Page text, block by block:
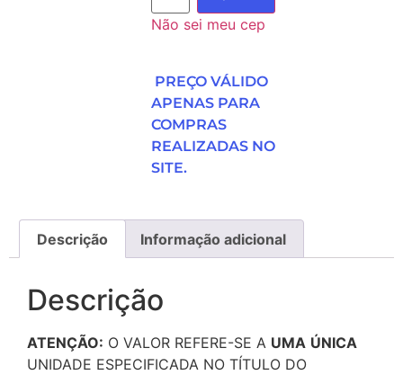
Não sei meu cep
PREÇO VÁLIDO
APENAS PARA
COMPRAS
REALIZADAS NO
SITE.
Descrição Informação adicional
Descrição
ATENÇÃO: O VALOR REFERE-SE A UMA ÚNICA
UNIDADE ESPECIFICADA NO TÍTULO DO